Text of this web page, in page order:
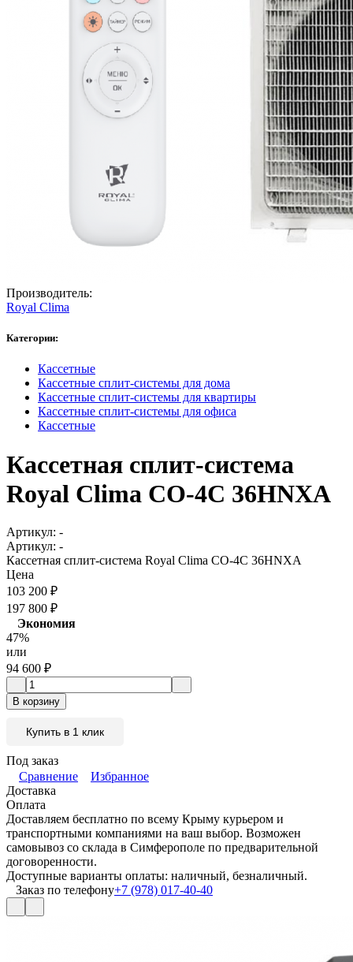
Производитель:
Royal Clima
Категории:
Кассетные
Кассетные сплит-системы для дома
Кассетные сплит-системы для квартиры
Кассетные сплит-системы для офиса
Кассетные
Кассетная сплит-система
Royal Clima CO-4C 36HNXA
Артикул: -
Артикул: -
Кассетная сплит-система Royal Clima CO-4C 36HNXA
Цена
103 200 ₽
197 800 ₽
Экономия
47%
или
94 600 ₽
В корзину
Купить в 1 клик
Под заказ
Сравнение
Избранное
Доставка
Оплата
Доставляем бесплатно по всему Крыму курьером и
транспортными компаниями на ваш выбор. Возможен
самовывоз со склада в Симферополе по предварительной
договоренности.
Доступные варианты оплаты: наличный, безналичный.
Заказ по телефону+7 (978) 017-40-40